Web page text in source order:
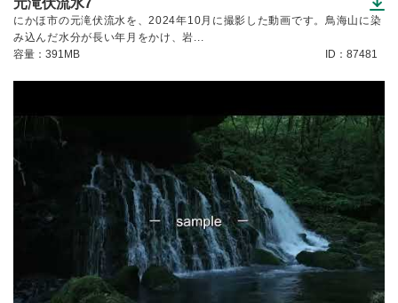
元滝伏流水7
（ダウンロードできます）
にかほ市の元滝伏流水を、2024年10月に撮影した動画です。鳥海山に染
み込んだ水分が長い年月をかけ、岩...
容量：391MB
ID：87481